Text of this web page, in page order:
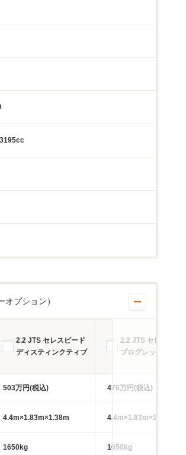
プション）
2.2 JTS セレスピード
ディスティンクティブ
2.2 JTS セレスピード
プログレッション
503万円(税込) 476万円(税込)
4.4m×1.83m×1.38m 4.4m×1.83m×1.38m
1650kg 1650kg